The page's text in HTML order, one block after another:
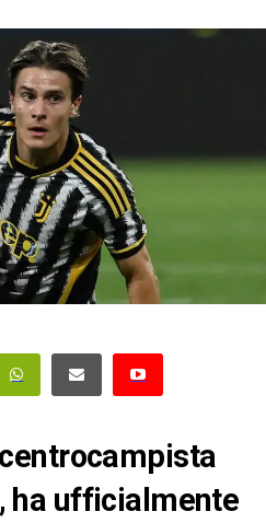
ha ufficialmente